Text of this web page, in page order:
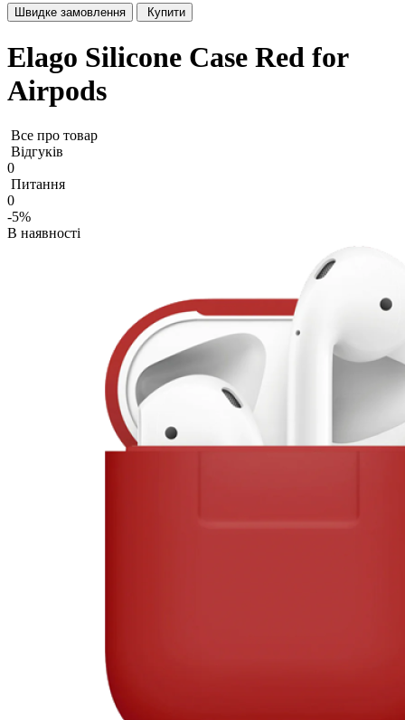
Швидке замовлення Купити
Elago Silicone Case Red for
Airpods
Все про товар
Відгуків
0
Питання
0
-5%
В наявності